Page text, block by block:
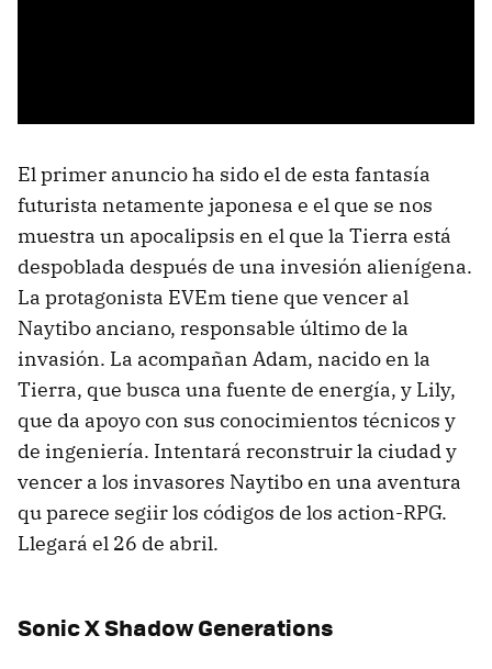
El primer anuncio ha sido el de esta fantasía
futurista netamente japonesa e el que se nos
muestra un apocalipsis en el que la Tierra está
despoblada después de una invesión alienígena.
La protagonista EVEm tiene que vencer al
Naytibo anciano, responsable último de la
invasión. La acompañan Adam, nacido en la
Tierra, que busca una fuente de energía, y Lily,
que da apoyo con sus conocimientos técnicos y
de ingeniería. Intentará reconstruir la ciudad y
vencer a los invasores Naytibo en una aventura
qu parece segiir los códigos de los action-RPG.
Llegará el 26 de abril.
Sonic X Shadow Generations